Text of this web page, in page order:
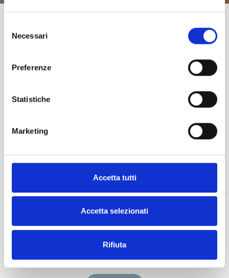
delNecessari
Preferenze
Statistiche
Marketing
Accetta tutti
Accetta selezionati
Rifiuta
Horstmann Newsletter
Ricevi in anteprima news e offerte dedicate a